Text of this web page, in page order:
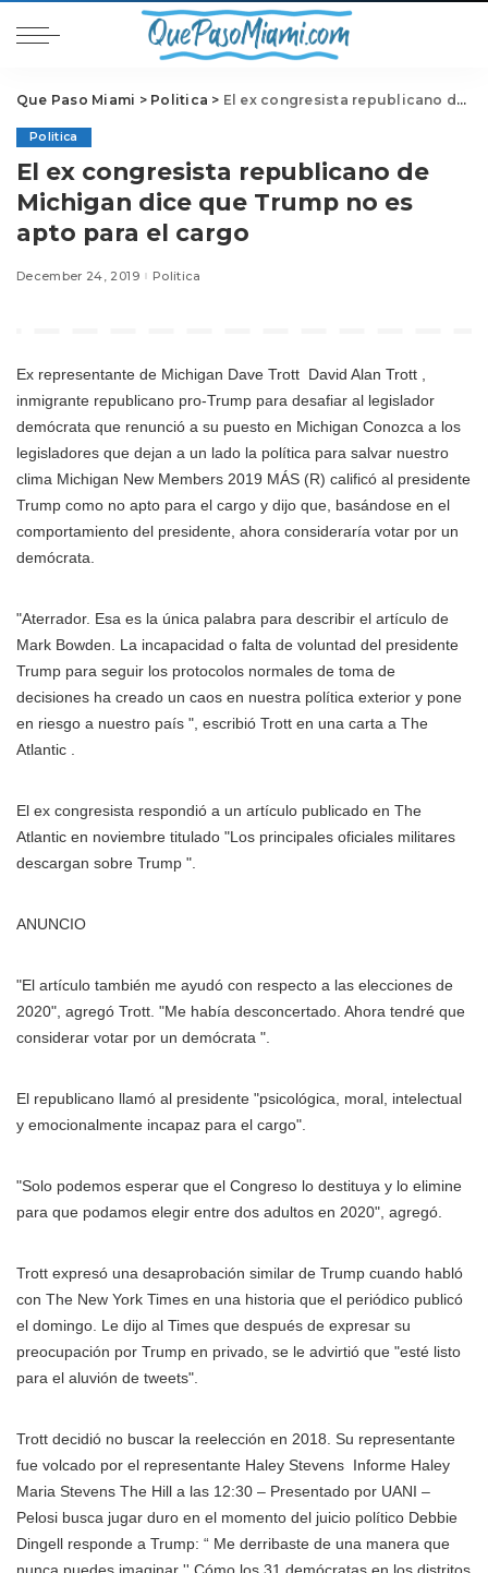
Que Paso Miami > Politica > El ex congresista republicano de Michigan dice que Trump no es apto para el cargo
Politica
El ex congresista republicano de
Michigan dice que Trump no es
apto para el cargo
December 24, 2019 Politica
Ex representante de Michigan Dave Trott David Alan Trott ,
inmigrante republicano pro-Trump para desafiar al legislador
demócrata que renunció a su puesto en Michigan Conozca a los
legisladores que dejan a un lado la política para salvar nuestro
clima Michigan New Members 2019 MÁS (R) calificó al presidente
Trump como no apto para el cargo y dijo que, basándose en el
comportamiento del presidente, ahora consideraría votar por un
demócrata.
"Aterrador. Esa es la única palabra para describir el artículo de
Mark Bowden. La incapacidad o falta de voluntad del presidente
Trump para seguir los protocolos normales de toma de
decisiones ha creado un caos en nuestra política exterior y pone
en riesgo a nuestro país ", escribió Trott en una carta a The
Atlantic .
El ex congresista respondió a un artículo publicado en The
Atlantic en noviembre titulado "Los principales oficiales militares
descargan sobre Trump ".
ANUNCIO
"El artículo también me ayudó con respecto a las elecciones de
2020", agregó Trott. "Me había desconcertado. Ahora tendré que
considerar votar por un demócrata ".
El republicano llamó al presidente "psicológica, moral, intelectual
y emocionalmente incapaz para el cargo".
"Solo podemos esperar que el Congreso lo destituya y lo elimine
para que podamos elegir entre dos adultos en 2020", agregó.
Trott expresó una desaprobación similar de Trump cuando habló
con The New York Times en una historia que el periódico publicó
el domingo. Le dijo al Times que después de expresar su
preocupación por Trump en privado, se le advirtió que "esté listo
para el aluvión de tweets".
Trott decidió no buscar la reelección en 2018. Su representante
fue volcado por el representante Haley Stevens Informe Haley
Maria Stevens The Hill a las 12:30 – Presentado por UANI –
Pelosi busca jugar duro en el momento del juicio político Debbie
Dingell responde a Trump: “ Me derribaste de una manera que